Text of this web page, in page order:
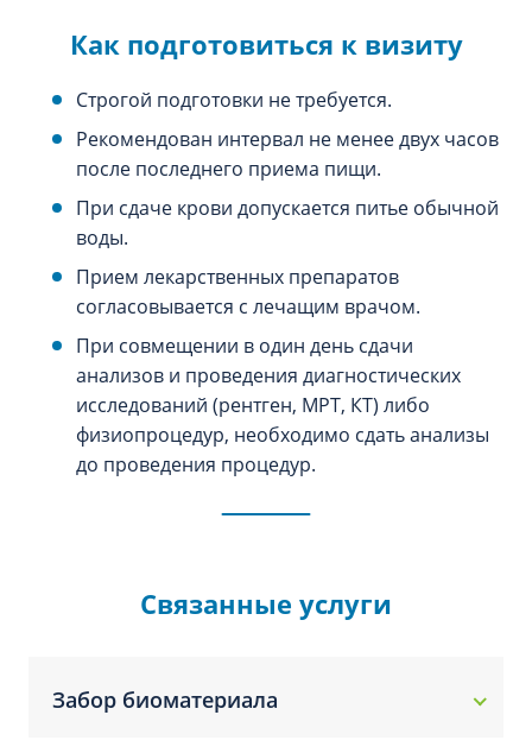
Как подготовиться к визиту
Строгой подготовки не требуется.
Рекомендован интервал не менее двух часов
после последнего приема пищи.
При сдаче крови допускается питье обычной
воды.
Прием лекарственных препаратов
согласовывается с лечащим врачом.
При совмещении в один день сдачи
анализов и проведения диагностических
исследований (рентген, МРТ, КТ) либо
физиопроцедур, необходимо сдать анализы
до проведения процедур.
Связанные услуги
Забор биоматериала